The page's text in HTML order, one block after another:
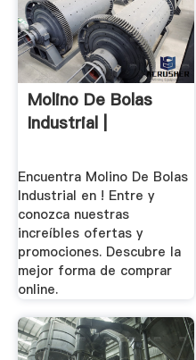
Molino De Bolas
Industrial |
Encuentra Molino De Bolas
Industrial en ! Entre y
conozca nuestras
increíbles ofertas y
promociones. Descubre la
mejor forma de comprar
online.